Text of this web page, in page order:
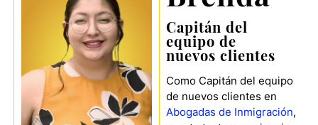
Capitán del
equipo de
nuevos clientes
Como Capitán del equipo
de nuevos clientes en
Abogadas de Inmigración,